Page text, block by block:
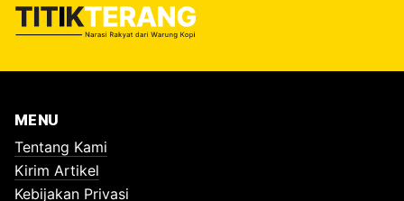
MENU
Tentang Kami
Kirim Artikel
Kebijakan Privasi